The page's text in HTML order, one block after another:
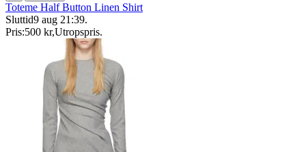
Toteme Half Button Linen Shirt
Sluttid9 aug 21:39.
Pris:500 kr,Utropspris.